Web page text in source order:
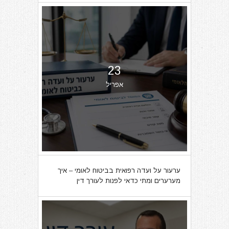
23
אפריל
ערעור על ועדה רפואית בביטוח לאומי – איך
מערערים ומתי כדאי לפנות לעורך דין